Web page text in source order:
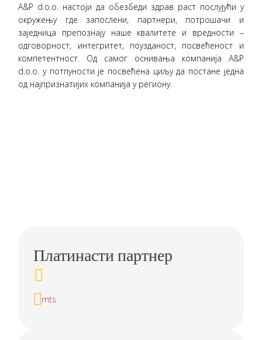
A&P d.o.o. настоји да обезбеди здрав раст послујући у
окружењу где запослени, партнери, потрошачи и
заједница препознају наше квалитете и вредности –
одговорност, интегритет, поузданост, посвећеност и
компетентност. Од самог оснивања компанија A&P
d.o.o. у потпуности је посвећена циљу да постане једна
од најпризнатијих компанија у региону.
Платинасти партнер
mts